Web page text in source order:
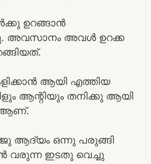
ഉറങ്ങാൻ
അവസാനം അവൾ ഉറക്ക
ആയി എത്തിയ
ആന്റിയും തനിക്കു ആയി
ആണ്.
ആദ്യം ഒന്നു പരുങ്ങി
വരുന്ന ഇടതു വെച്ചു